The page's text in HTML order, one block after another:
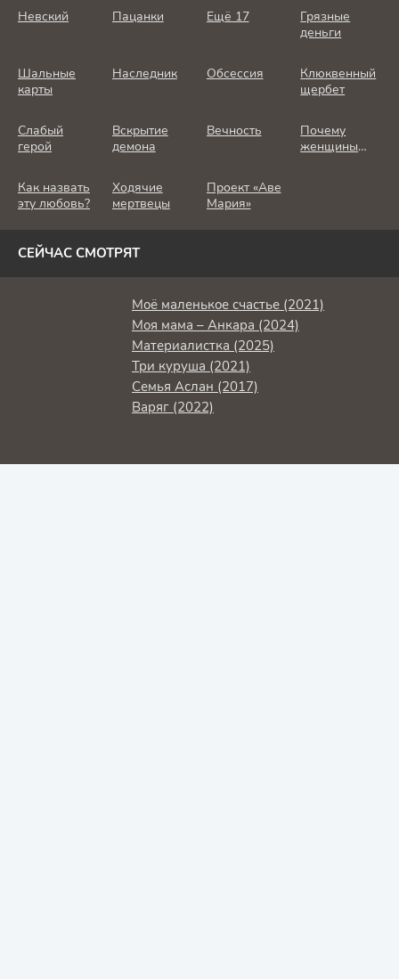
Невский Пацанки Ещё 17
Грязные
деньги
Шальные
карты
Наследник Обсессия
Клюквенный
щербет
Слабый
герой
Вскрытие
демона
Вечность
Почему
женщины
Как назвать
эту любовь?
Ходячие
мертвецы
Проект «Аве
Мария»
СЕЙЧАС СМОТРЯТ
Моё маленькое счастье (2021)
Моя мама – Анкара (2024)
Материалистка (2025)
Три куруша (2021)
Семья Аслан (2017)
Варяг (2022)